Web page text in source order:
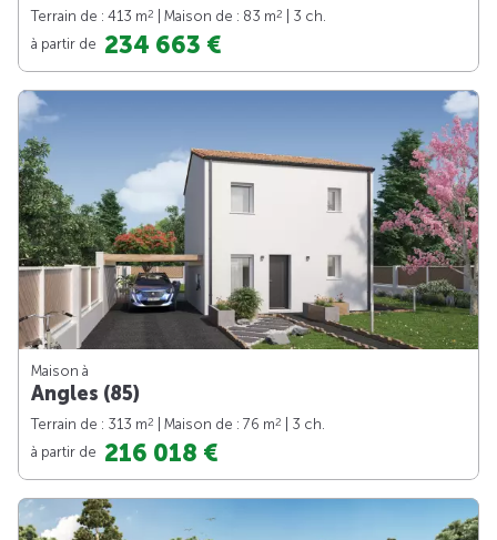
Terrain de : 413 m2 | Maison de : 83 m2
| 3 ch.
à partir de 234 663 €
Maison à
Angles (85)
Terrain de : 313 m2 | Maison de : 76 m2
| 3 ch.
à partir de 216 018 €